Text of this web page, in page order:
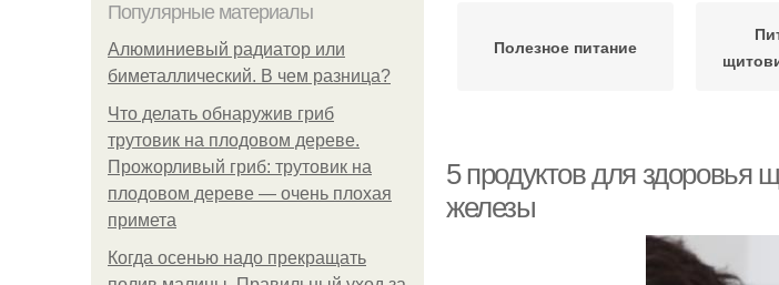
Популярные материалы
Алюминиевый радиатор или
биметаллический. В чем разница?
Что делать обнаружив гриб
трутовик на плодовом дереве.
Прожорливый гриб: трутовик на
плодовом дереве — очень плохая
примета
Когда осенью надо прекращать
Полезное питание
5 продуктов для здоровья
железы